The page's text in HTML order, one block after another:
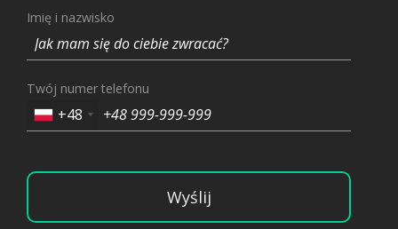
Imię i nazwisko
Twój numer telefonu
+48
Wyślij